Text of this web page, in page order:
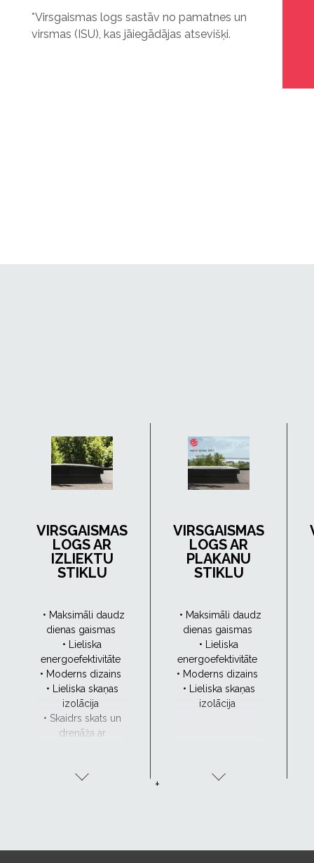
*Virsgaismas logs sastāv no pamatnes un
virsmas (ISU), kas jāiegādājas atsevišķi.
VIRSGAISMAS
LOGS AR
IZLIEKTU
STIKLU
• Maksimāli daudz
dienas gaismas
• Lieliska
energoefektivitāte
• Moderns dizains
• Lieliska skaņas
izolācija
• Skaidrs skats un
drenāža ar
VIRSGAISMAS
LOGS AR
PLAKANU
STIKLU
• Maksimāli daudz
dienas gaismas
• Lieliska
energoefektivitāte
• Moderns dizains
• Lieliska skaņas
izolācija
+